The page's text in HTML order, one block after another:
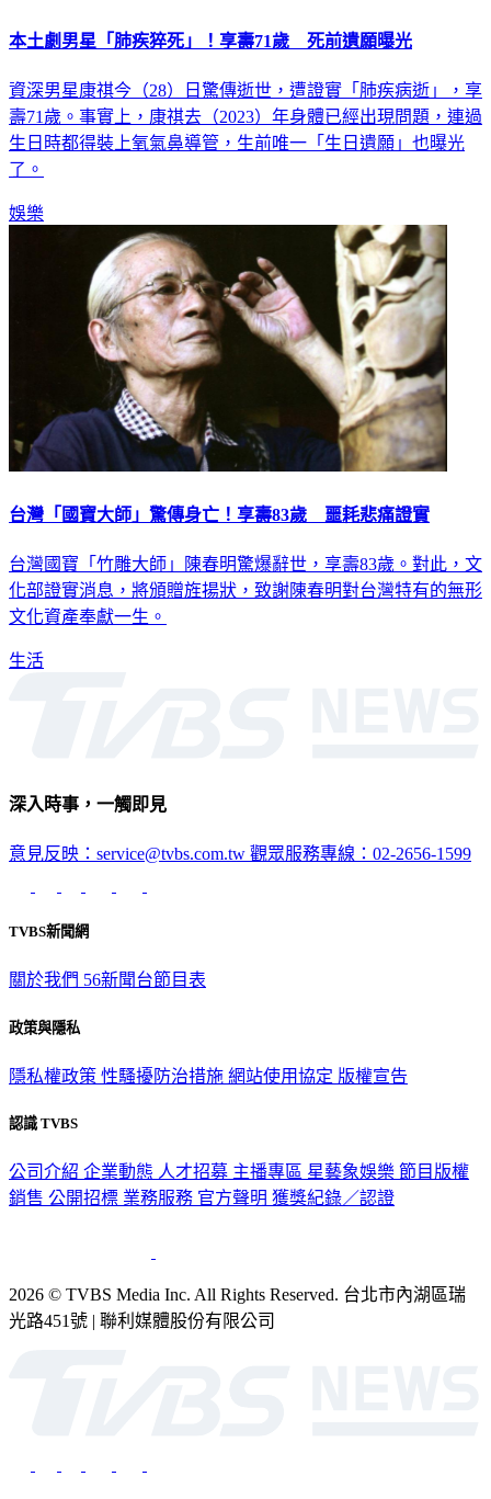
本土劇男星「肺疾猝死」！享壽71歲 死前遺願曝光
資深男星康祺今（28）日驚傳逝世，遭證實「肺疾病逝」，享
壽71歲。事實上，康祺去（2023）年身體已經出現問題，連過
生日時都得裝上氧氣鼻導管，生前唯一「生日遺願」也曝光
了。
娛樂
台灣「國寶大師」驚傳身亡！享壽83歲 噩耗悲痛證實
台灣國寶「竹雕大師」陳春明驚爆辭世，享壽83歲。對此，文
化部證實消息，將頒贈旌揚狀，致謝陳春明對台灣特有的無形
文化資產奉獻一生。
生活
深入時事，一觸即見
意見反映：service@tvbs.com.tw 觀眾服務專線：02-2656-1599
TVBS新聞網
關於我們 56新聞台節目表
政策與隱私
隱私權政策 性騷擾防治措施 網站使用協定 版權宣告
認識 TVBS
公司介紹 企業動態 人才招募 主播專區 星藝象娛樂 節目版權
銷售 公開招標 業務服務 官方聲明 獲獎紀錄／認證
2026 © TVBS Media Inc. All Rights Reserved. 台北市內湖區瑞
光路451號 | 聯利媒體股份有限公司